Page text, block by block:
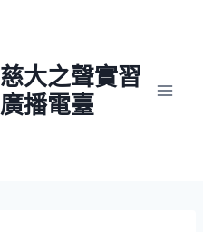
慈大之聲實習
廣播電臺